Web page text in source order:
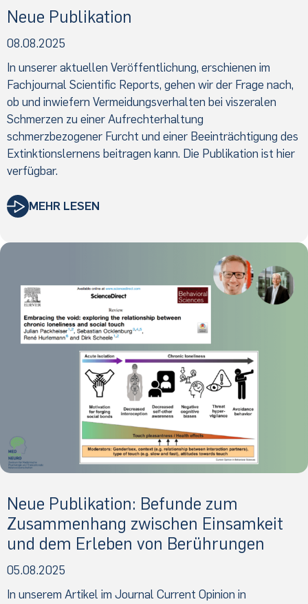
Neue Publikation
08.08.2025
In unserer aktuellen Veröffentlichung, erschienen im
Fachjournal Scientific Reports, gehen wir der Frage nach,
ob und inwiefern Vermeidungsverhalten bei viszeralen
Schmerzen zu einer Aufrechterhaltung
schmerzbezogener Furcht und einer Beeinträchtigung des
Extinktionslernens beitragen kann. Die Publikation ist hier
verfügbar.
MEHR LESEN
Neue Publikation: Befunde zum
Zusammenhang zwischen Einsamkeit
und dem Erleben von Berührungen
05.08.2025
In unserem Artikel im Journal Current Opinion in